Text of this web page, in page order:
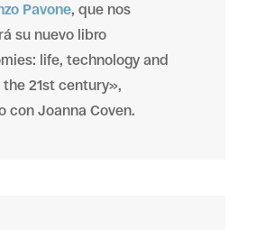
Pavone, que nos
su nuevo libro
life, technology and
21st century»,
con Joanna Coven.